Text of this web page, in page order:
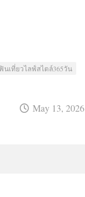
นเที่ยวไลฟ์สไตล์365วัน
May 13, 2026